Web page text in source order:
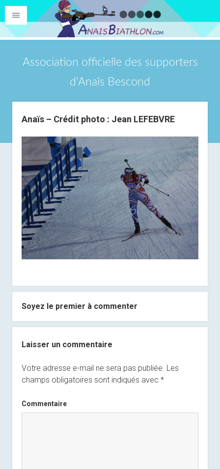
Association officielle des supporters
d'Anaïs Bescond
Anaïs – Crédit photo : Jean LEFEBVRE
Soyez le premier à commenter
Laisser un commentaire
Votre adresse e-mail ne sera pas publiée. Les
champs obligatoires sont indiqués avec *
Commentaire